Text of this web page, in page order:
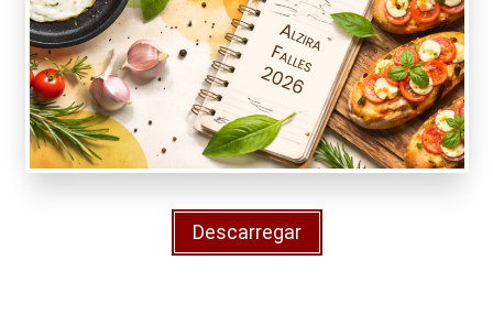
Descarregar